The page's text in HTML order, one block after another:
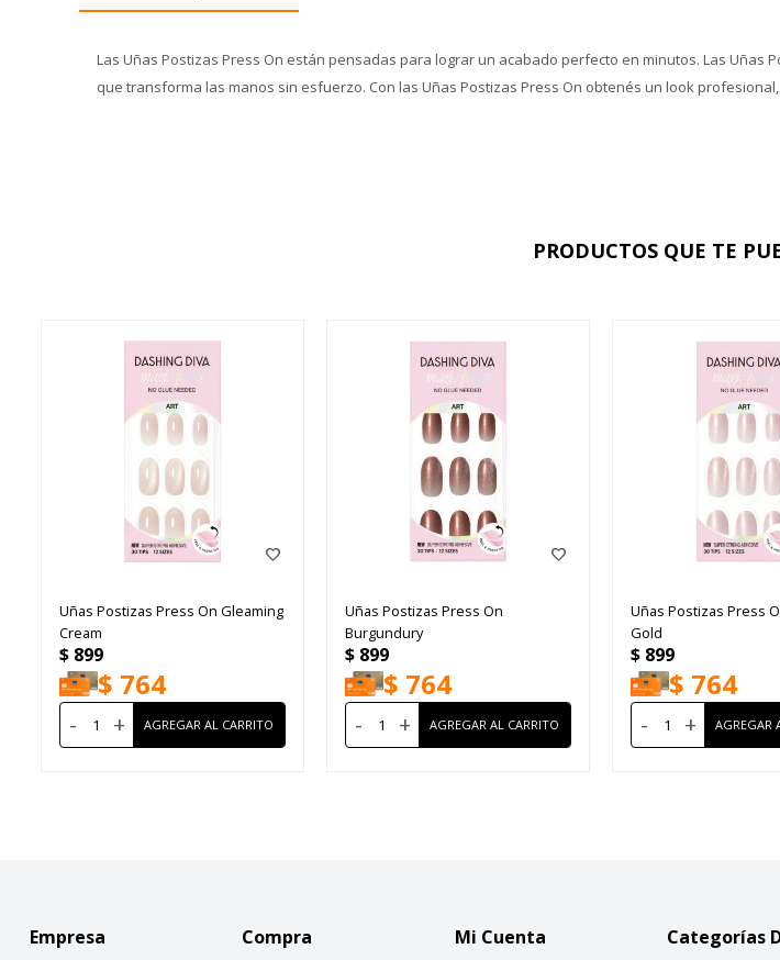
Las Uñas Postizas Press On están pensadas para lograr un acabado perfecto en minutos. Las
que transforma las manos sin esfuerzo. Con las Uñas Postizas Press On obtenés un look
PRODUCTOS QUE TE
Uñas Postizas Press On Gleaming
Cream
$ 899
$ 764
- +
Uñas Postizas Press On
Burgundury
$ 899
$ 764
- +
Uñas Postizas Press
Gold
$ 899
$ 764
- +
Empresa
Compra
Mi Cuenta
Categorías